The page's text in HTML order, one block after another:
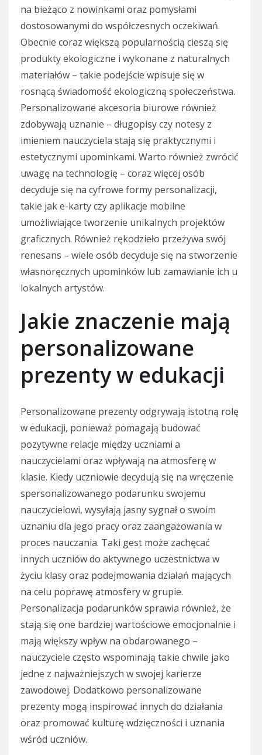
na bieżąco z nowinkami oraz pomysłami
dostosowanymi do współczesnych oczekiwań.
Obecnie coraz większą popularnością cieszą się
produkty ekologiczne i wykonane z naturalnych
materiałów – takie podejście wpisuje się w
rosnącą świadomość ekologiczną społeczeństwa.
Personalizowane akcesoria biurowe również
zdobywają uznanie – długopisy czy notesy z
imieniem nauczyciela stają się praktycznymi i
estetycznymi upominkami. Warto również zwrócić
uwagę na technologię – coraz więcej osób
decyduje się na cyfrowe formy personalizacji,
takie jak e-karty czy aplikacje mobilne
umożliwiające tworzenie unikalnych projektów
graficznych. Również rękodzieło przeżywa swój
renesans – wiele osób decyduje się na stworzenie
własnoręcznych upominków lub zamawianie ich u
lokalnych artystów.
Jakie znaczenie mają
personalizowane
prezenty w edukacji
Personalizowane prezenty odgrywają istotną rolę
w edukacji, ponieważ pomagają budować
pozytywne relacje między uczniami a
nauczycielami oraz wpływają na atmosferę w
klasie. Kiedy uczniowie decydują się na wręczenie
spersonalizowanego podarunku swojemu
nauczycielowi, wysyłają jasny sygnał o swoim
uznaniu dla jego pracy oraz zaangażowania w
proces nauczania. Taki gest może zachęcać
innych uczniów do aktywnego uczestnictwa w
życiu klasy oraz podejmowania działań mających
na celu poprawę atmosfery w grupie.
Personalizacja podarunków sprawia również, że
stają się one bardziej wartościowe emocjonalnie i
mają większy wpływ na obdarowanego –
nauczyciele często wspominają takie chwile jako
jedne z najważniejszych w swojej karierze
zawodowej. Dodatkowo personalizowane
prezenty mogą inspirować innych do działania
oraz promować kulturę wdzięczności i uznania
wśród uczniów.